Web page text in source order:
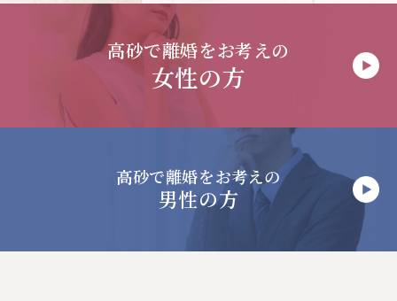
高砂で離婚をお考えの
女性の方
高砂で離婚をお考えの
男性の方